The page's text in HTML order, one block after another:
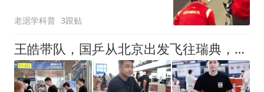
老涺学科普 3跟贴
王皓带队，国乒从北京出发飞往瑞典，大满贯赛即将开打